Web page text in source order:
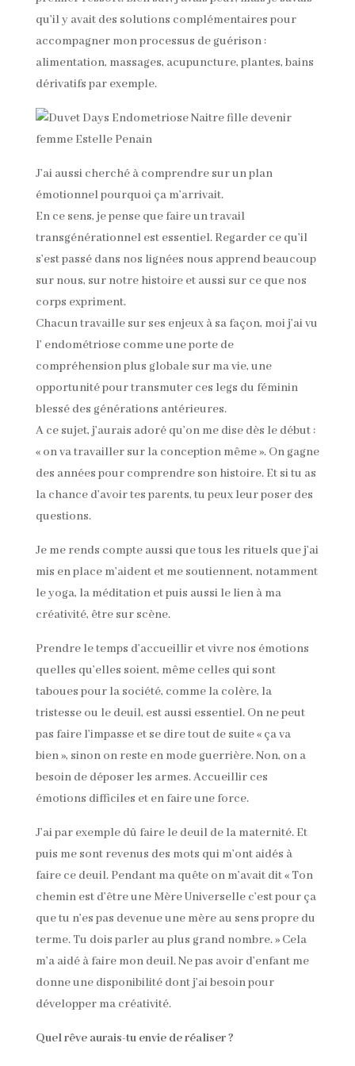
qu’il y avait des solutions complémentaires pour
accompagner mon processus de guérison :
alimentation, massages, acupuncture, plantes, bains
dérivatifs par exemple.
J’ai aussi cherché à comprendre sur un plan
émotionnel pourquoi ça m’arrivait.
En ce sens, je pense que faire un travail
transgénérationnel est essentiel. Regarder ce qu’il
s’est passé dans nos lignées nous apprend beaucoup
sur nous, sur notre histoire et aussi sur ce que nos
corps expriment.
Chacun travaille sur ses enjeux à sa façon, moi j’ai vu
l’ endométriose comme une porte de
compréhension plus globale sur ma vie, une
opportunité pour transmuter ces legs du féminin
blessé des générations antérieures.
A ce sujet, j’aurais adoré qu’on me dise dès le début :
« on va travailler sur la conception même ». On gagne
des années pour comprendre son histoire. Et si tu as
la chance d’avoir tes parents, tu peux leur poser des
questions.
Je me rends compte aussi que tous les rituels que j’ai
mis en place m’aident et me soutiennent, notamment
le yoga, la méditation et puis aussi le lien à ma
créativité, être sur scène.
Prendre le temps d’accueillir et vivre nos émotions
quelles qu’elles soient, même celles qui sont
taboues pour la société, comme la colère, la
tristesse ou le deuil, est aussi essentiel. On ne peut
pas faire l’impasse et se dire tout de suite « ça va
bien », sinon on reste en mode guerrière. Non, on a
besoin de déposer les armes. Accueillir ces
émotions difficiles et en faire une force.
J’ai par exemple dû faire le deuil de la maternité. Et
puis me sont revenus des mots qui m’ont aidés à
faire ce deuil. Pendant ma quête on m’avait dit « Ton
chemin est d’être une Mère Universelle c’est pour ça
que tu n’es pas devenue une mère au sens propre du
terme. Tu dois parler au plus grand nombre. » Cela
m’a aidé à faire mon deuil. Ne pas avoir d’enfant me
donne une disponibilité dont j’ai besoin pour
développer ma créativité.
Quel rêve aurais-tu envie de réaliser ?